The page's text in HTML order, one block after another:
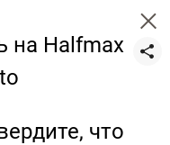
на Halfmax
что